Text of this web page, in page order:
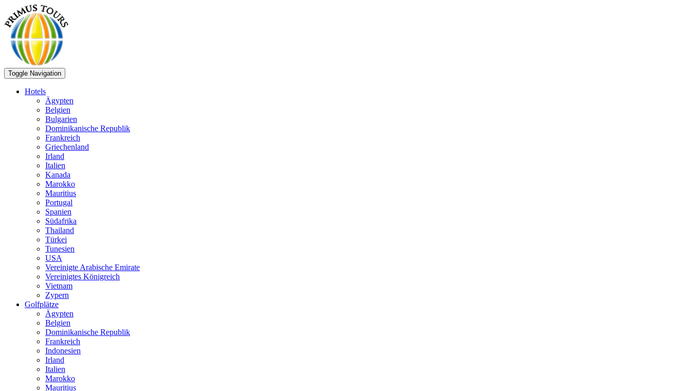
Toggle Navigation
Hotels
Ägypten
Belgien
Bulgarien
Dominikanische Republik
Frankreich
Griechenland
Irland
Italien
Kanada
Marokko
Mauritius
Portugal
Spanien
Südafrika
Thailand
Türkei
Tunesien
USA
Vereinigte Arabische Emirate
Vereinigtes Königreich
Vietnam
Zypern
Golfplätze
Ägypten
Belgien
Dominikanische Republik
Frankreich
Indonesien
Irland
Italien
Marokko
Mauritius